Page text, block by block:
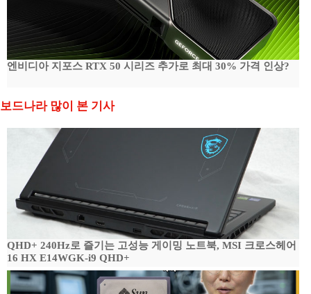
엔비디아 지포스 RTX 50 시리즈 추가로 최대 30% 가격 인상?
보드나라 많이 본 기사
QHD+ 240Hz로 즐기는 고성능 게이밍 노트북, MSI 크로스헤어
16 HX E14WGK-i9 QHD+